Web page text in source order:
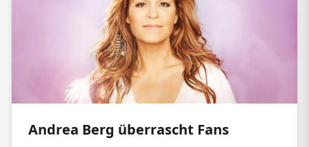
Andrea Berg überrascht Fans